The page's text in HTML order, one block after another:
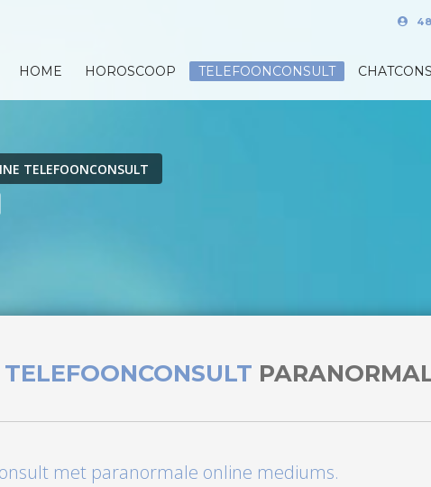
HOME HOROSCOOP TELEFOONCONSULT
TELEFOONCONSULT
met paranormale online mediums.